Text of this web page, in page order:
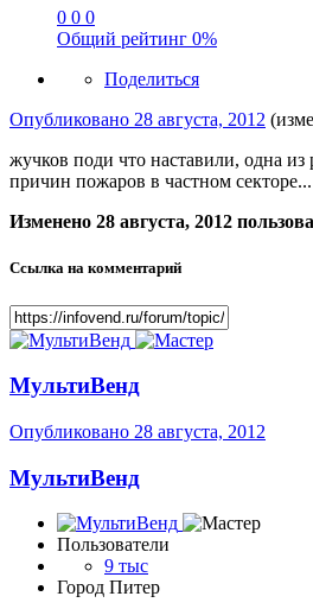
0 0 0
Общий рейтинг 0%
Поделиться
Опубликовано 28 августа, 2012
жучков поди что наставили, одна из
причин пожаров в частном
Изменено 28 августа, 2012
Ссылка на комментарий
МультиВенд
Опубликовано 28 августа, 2012
МультиВенд
Пользователи
9 тыс
Город Питер